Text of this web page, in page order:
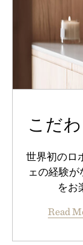
こだ
世界初のロ
ェの経験
をお
Read